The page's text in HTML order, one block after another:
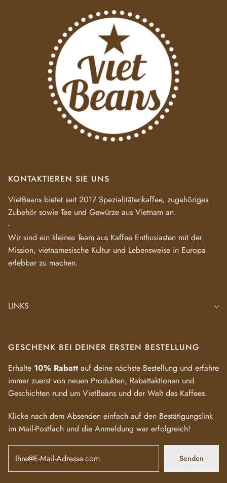
KONTAKTIEREN SIE UNS
VietBeans bietet seit 2017 Spezialitätenkaffee, zugehöriges
Zubehör sowie Tee und Gewürze aus Vietnam an.
-
Wir sind ein kleines Team aus Kaffee Enthusiasten mit der
Mission, vietnamesische Kultur und Lebensweise in Europa
erlebbar zu machen.
LINKS
GESCHENK BEI DEINER ERSTEN BESTELLUNG
Erhalte 10% Rabatt auf deine nächste Bestellung und erfahre
immer zuerst von neuen Produkten, Rabattaktionen und
Geschichten rund um VietBeans und der Welt des Kaffees.
Klicke nach dem Absenden einfach auf den Bestätigungslink
im Mail-Postfach und die Anmeldung war erfolgreich!
Senden